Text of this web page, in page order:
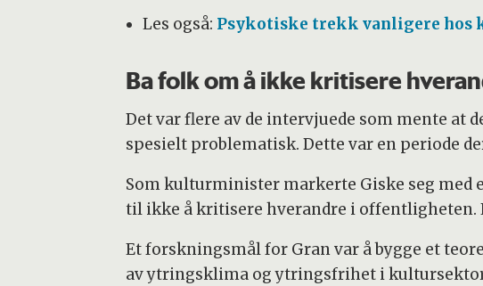
Les også: Psykotiske trekk vanligere hos
Ba folk om å ikke kritisere
Det var flere av de intervjuede som mente
spesielt problematisk. Dette var en periode
Som kulturminister markerte Giske seg
til ikke å kritisere hverandre i
Et forskningsmål for Gran var å bygge et
av ytringsklima og ytringsfrihet i